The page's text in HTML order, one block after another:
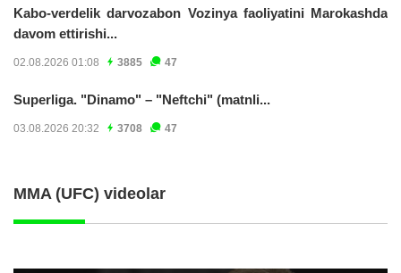
Kabo-verdelik darvozabon Vozinya faoliyatini Marokashda
davom ettirishi...
02.08.2026 01:08 3885 47
Superliga. "Dinamo" – "Neftchi" (matnli...
03.08.2026 20:32 3708 47
MMA (UFC) videolar